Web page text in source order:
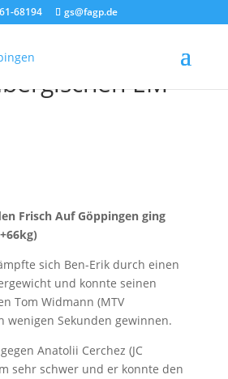
68194 gs@fagp.de
der
EM
Frisch Auf Göppingen ging
sich Ben-Erik durch einen
und konnte seinen
Tom Widmann (MTV
wenigen Sekunden gewinnen.
Anatolii Cerchez (JC
sehr schwer und er konnte den